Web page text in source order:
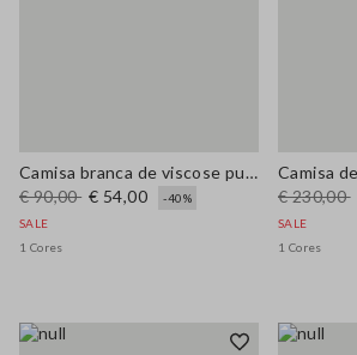
Camisa branca de viscose pura com corte oversize
€ 90,00 € 54,00
-40%
SALE
1 Cores
€ 230,00
SALE
1 Cores